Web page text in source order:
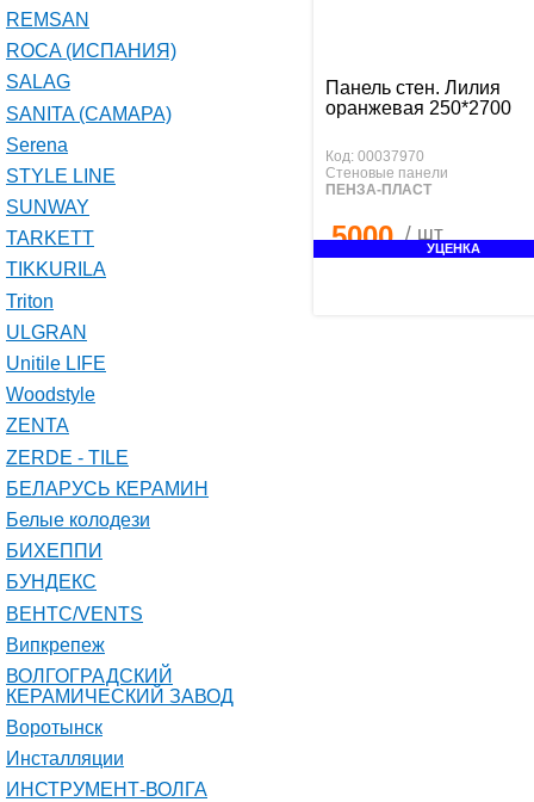
УЦЕНКА
Панель стен. Лилия
оранжевая 250*2700
Код: 00037970
Стеновые панели
ПЕНЗА-ПЛАСТ
5000 / шт
REMSAN
ROCA (ИСПАНИЯ)
SALAG
SANITA (САМАРА)
Serena
STYLE LINE
SUNWAY
TARKETT
TIKKURILA
Triton
ULGRAN
Unitile LIFE
Woodstyle
ZENTA
ZERDE - TILE
БЕЛАРУСЬ КЕРАМИН
Белые колодези
БИХЕППИ
БУНДЕКС
ВЕНТС/VENTS
Випкрепеж
ВОЛГОГРАДСКИЙ
КЕРАМИЧЕСКИЙ ЗАВОД
Воротынск
Инсталляции
ИНСТРУМЕНТ-ВОЛГА